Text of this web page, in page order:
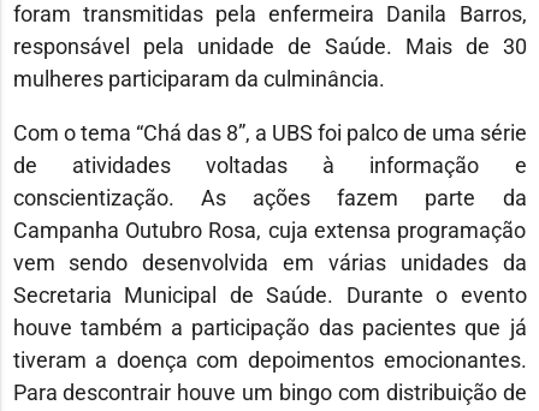
foram transmitidas pela enfermeira Danila Barros,
responsável pela unidade de Saúde. Mais de 30
mulheres participaram da culminância.
Com o tema “Chá das 8”, a UBS foi palco de uma série
de atividades voltadas à informação e
conscientização. As ações fazem parte da
Campanha Outubro Rosa, cuja extensa programação
vem sendo desenvolvida em várias unidades da
Secretaria Municipal de Saúde. Durante o evento
houve também a participação das pacientes que já
tiveram a doença com depoimentos emocionantes.
Para descontrair houve um bingo com distribuição de